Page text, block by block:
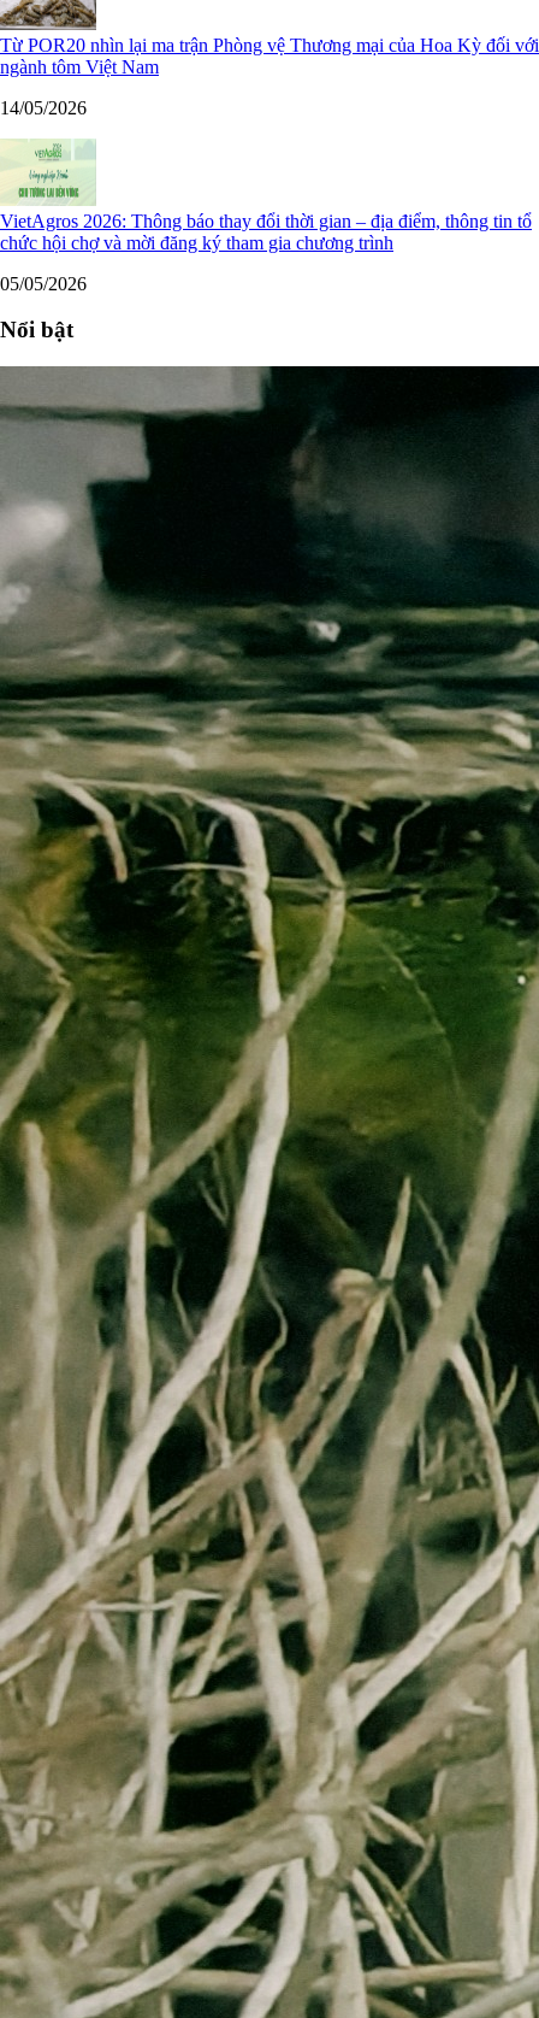
Từ POR20 nhìn lại ma trận Phòng vệ Thương mại của Hoa Kỳ đối với
ngành tôm Việt Nam
14/05/2026
VietAgros 2026: Thông báo thay đổi thời gian – địa điểm, thông tin tổ
chức hội chợ và mời đăng ký tham gia chương trình
05/05/2026
Nổi bật